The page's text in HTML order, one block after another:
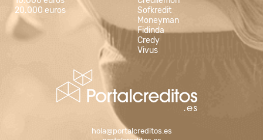
20.000 euros
Sofkredit
Moneyman
Fidinda
Credy
Vivus
hola@portalcreditos.es